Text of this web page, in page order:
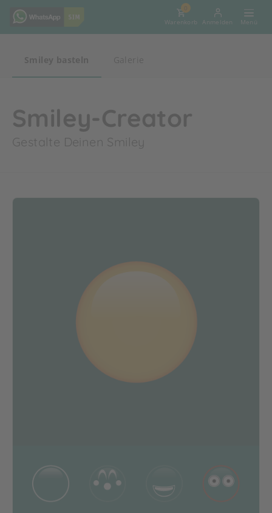
Warenkorb
Anmelden
Smiley-Creator
Gestalte Deinen Smiley